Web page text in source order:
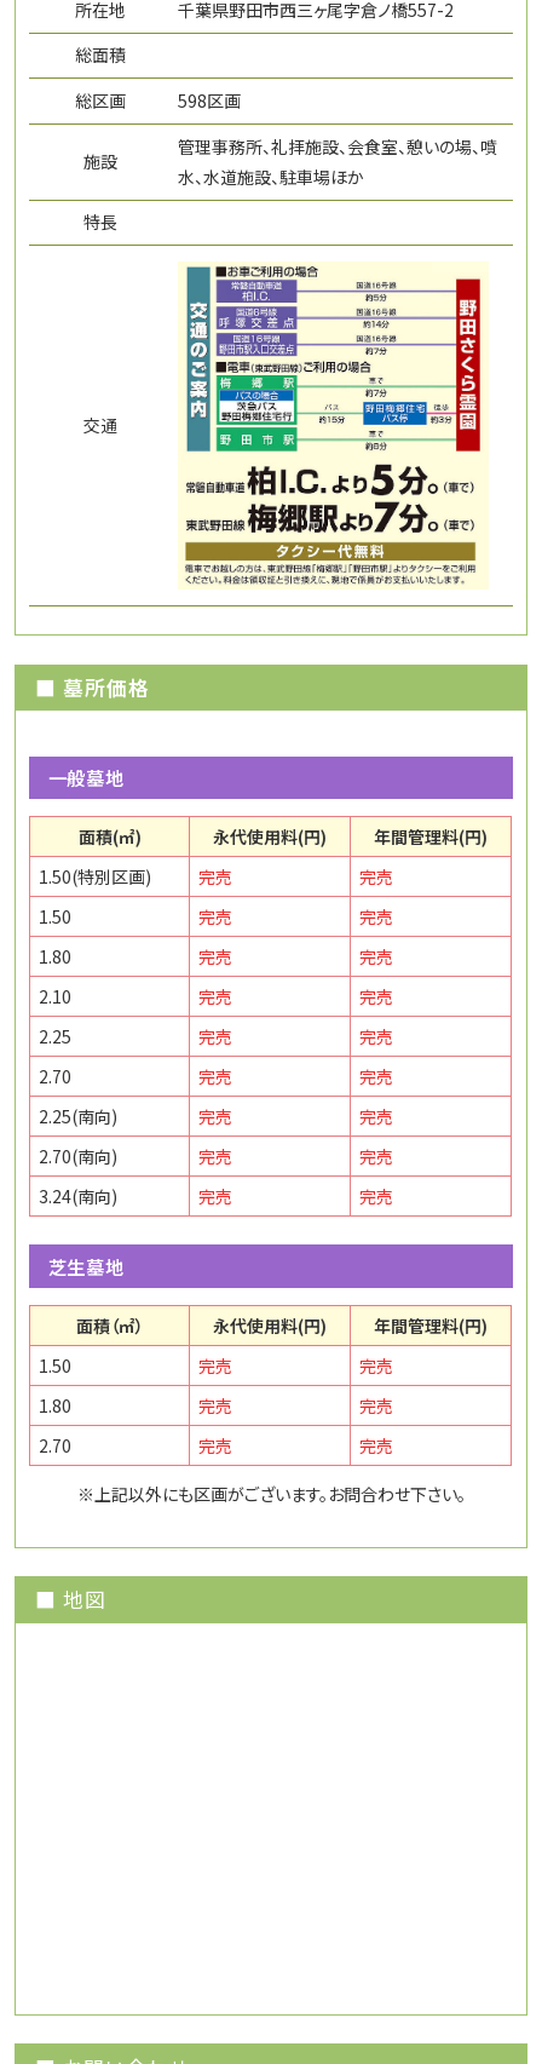
所在地
千葉県野田市西三ヶ尾字倉ノ橋557-2
総面積
総区画
598区画
施設
管理事務所、礼拝施設、会食室、憩いの場、噴
水、水道施設、駐車場ほか
特長
交通
■ 墓所価格
一般墓地
面積(㎡) 永代使用料(円)
年間管理料(円)
1.50(特別区画)
完売
完売
1.50
完売
完売
1.80
完売
完売
2.10
完売
完売
2.25
完売
完売
2.70
完売
完売
2.25(南向)
完売
完売
2.70(南向)
完売
完売
3.24(南向)
完売 完売
芝生墓地
面積（㎡） 永代使用料(円)
年間管理料(円)
1.50
完売
完売
1.80
完売
完売
2.70
完売 完売
※上記以外にも区画がございます。お問合わせ下さい。
■ 地図